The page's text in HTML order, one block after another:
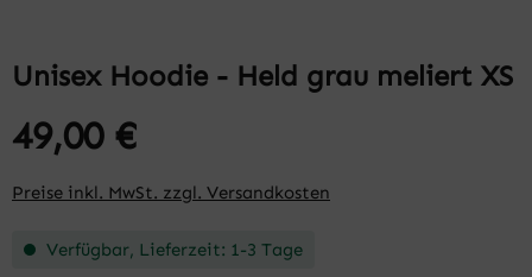
Unisex Hoodie - Held grau meliert XS
49,00 €
Preise inkl. MwSt. zzgl. Versandkosten
Verfügbar, Lieferzeit: 1-3 Tage